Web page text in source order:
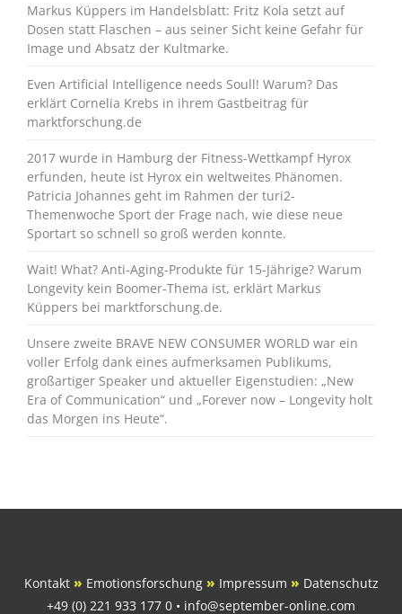
Markus Küppers im Handelsblatt: Fritz Kola setzt auf
Dosen statt Flaschen – aus seiner Sicht keine Gefahr für
Image und Absatz der Kultmarke.
Even Artificial Intelligence needs Soull! Warum? Das
erklärt Cornelia Krebs in ihrem Gastbeitrag für
marktforschung.de
2017 wurde in Hamburg der Fitness-Wettkampf Hyrox
erfunden, heute ist Hyrox ein weltweites Phänomen.
Patricia Johannes geht im Rahmen der turi2-
Themenwoche Sport der Frage nach, wie diese neue
Sportart so schnell so groß werden konnte.
Wait! What? Anti-Aging-Produkte für 15-Jährige? Warum
Longevity kein Boomer-Thema ist, erklärt Markus
Küppers bei marktforschung.de.
Unsere zweite BRAVE NEW CONSUMER WORLD war ein
voller Erfolg dank eines aufmerksamen Publikums,
großartiger Speaker und aktueller Eigenstudien: „New
Era of Communication“ und „Forever now – Longevity holt
das Morgen ins Heute“.
Kontakt» Emotionsforschung» Impressum » Datenschutz
+49 (0) 221 933 177 0 • info@september-online.com